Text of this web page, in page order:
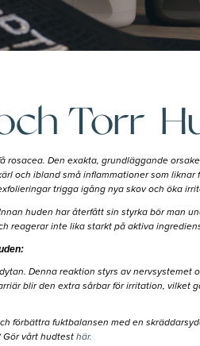
Torr
Den exakta, grundläggande
och ibland små inflammationer som liknar
trigga igång nya skov och öka
huden har återfått sin styrka bör man
reagerar inte lika starkt på aktiva
Denna reaktion styrs av nervsystemet
blir den extra sårbar för irritation, vilket
fuktbalansen med en
Gör vårt hudtest här.